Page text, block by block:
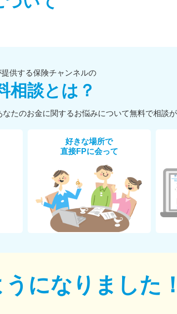
提供する保険チャンネルの
相談とは？
たのお金に関するお悩みについて無料で相談
好きな場所で
直接FPに会って
になりました！